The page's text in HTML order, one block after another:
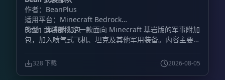
作者：BeanPlus
适用平台：Minecraft Bedrock
类型：军事附加包
Bean 武装部队是一款面向 Minecraft 基岩版的军事附加
包，加入喷气式飞机、坦克及其他军用装备。内容主要围
炮、防毒面具、枪械等地面装备。
328 下载 2026-08-05